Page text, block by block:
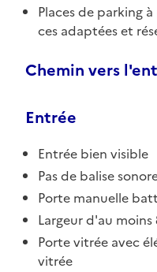
Places de parking
ces adaptées et
Chemin vers
Entrée
Entrée bien visible
Pas de balise
Porte manuelle
Largeur d'au moins
Porte vitrée avec
vitrée